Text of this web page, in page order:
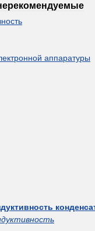
аппаратуры